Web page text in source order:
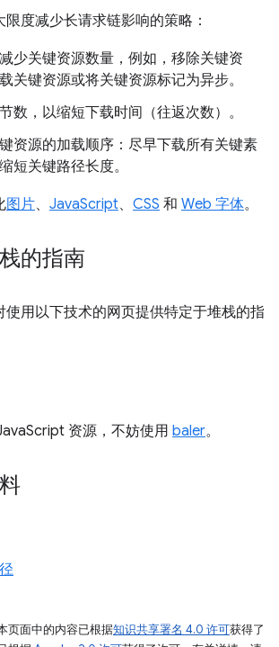
度减少长请求链影响的策略：
少关键资源数量，例如，移除关键资
关键资源或将关键资源标记为异步。
数，以缩短下载时间（往返次数）。
资源的加载顺序：尽早下载所有关键素
短关键路径长度。
图片、 JavaScript、 CSS 和 Web 字体。
的指南
使用以下技术的网页提供特定于堆栈的指
资源，不妨使用 baler。
页面中的内容已根据知识共享署名 4.0 许可获得了